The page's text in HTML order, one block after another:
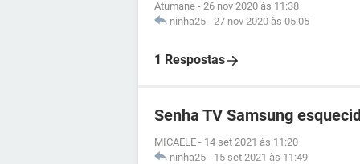
Atumane - 26 nov 2020 às 11:38
ninha25 - 27 nov 2020 às 05:05
1 Respostas
Senha TV Samsung
MICAELE - 14 set 2021 às 11:20
ninha25 - 15 set 2021 às 11:49